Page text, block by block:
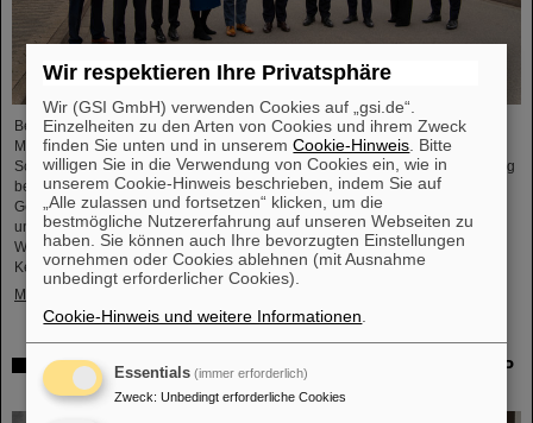
Bei einem Spitzentreffen am ehemaligen Kernkraftwerkstandort Biblis hat
Ministerpräsident Boris Rhein laserbasierte Kernfusion als
Schlüsseltechnologie für eine saubere und wirtschaftliche Energieversorgung
bezeichnet. Auch Professor Thomas Nilsson, der Wissenschaftliche
Geschäftsführer von GSI und FAIR, nahm an dem Treffen teil und
unterzeichnete gemeinsam mit zahlreichen Vertreter*innen aus Politk,
Wirtschaft und Wissenschaft ein Memorandum of Understanding (MoU) zur
Kernfusion.
Mehr »
Schaufenster in die Spitzenforschung: SCIENCE POP-UP
von GSI/FAIR bringt Wissenschaft in die City
Wir respektieren Ihre Privatsphäre
Wir (GSI GmbH) verwenden Cookies auf „gsi.de“.
Einzelheiten zu den Arten von Cookies und ihrem Zweck
finden Sie unten und in unseremCookie-Hinweis . Bitte
willigen Sie in die Verwendung von Cookies ein, wie in
unserem Cookie-Hinweis beschrieben, indem Sie auf
„Alle zulassen und fortsetzen“ klicken, um die
bestmögliche Nutzererfahrung auf unseren Webseiten zu
haben. Sie können auch Ihre bevorzugten Einstellungen
vornehmen oder Cookies ablehnen (mit Ausnahme
unbedingt erforderlicher Cookies).
Cookie-Hinweis und weitere Informationen
Essentials (immer erforderlich)
Zweck: Unbedingt erforderliche Cookies